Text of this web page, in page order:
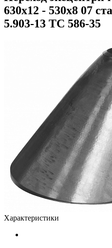
630х12 - 530х8 07
5.903-13 ТС 586-35
Характеристики